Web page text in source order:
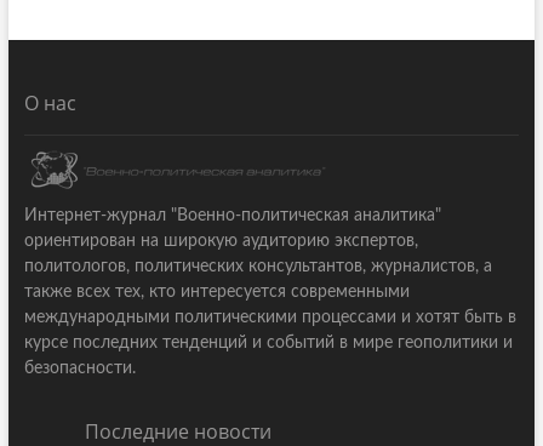
О нас
Интернет-журнал "Военно-политическая аналитика"
ориентирован на широкую аудиторию экспертов,
политологов, политических консультантов, журналистов, а
также всех тех, кто интересуется современными
международными политическими процессами и хотят быть в
курсе последних тенденций и событий в мире геополитики и
безопасности.
Последние новости